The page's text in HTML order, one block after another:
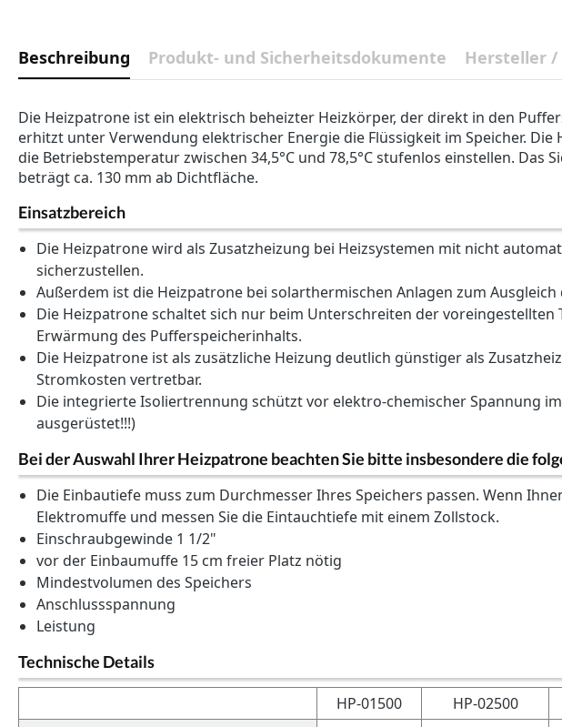
Beschreibung Produkt- und Sicherheitsdokumente Hersteller /
Die Heizpatrone ist ein elektrisch beheizter Heizkörper, der direkt in den
erhitzt unter Verwendung elektrischer Energie die Flüssigkeit im Speicher.
die Betriebstemperatur zwischen 34,5°C und 78,5°C stufenlos einstellen.
beträgt ca. 130 mm ab Dichtfläche.
Einsatzbereich
Die Heizpatrone wird als Zusatzheizung bei Heizsystemen mit nicht
sicherzustellen.
Außerdem ist die Heizpatrone bei solarthermischen Anlagen zum
Die Heizpatrone schaltet sich nur beim Unterschreiten der
Erwärmung des Pufferspeicherinhalts.
Die Heizpatrone ist als zusätzliche Heizung deutlich günstiger als
Stromkosten vertretbar.
Die integrierte Isoliertrennung schützt vor elektro-chemischer Spannung
ausgerüstet!!!)
Bei der Auswahl Ihrer Heizpatrone beachten Sie bitte insbesondere die
Die Einbautiefe muss zum Durchmesser Ihres Speichers passen. Wenn
Elektromuffe und messen Sie die Eintauchtiefe mit einem Zollstock.
Einschraubgewinde 1 1/2"
vor der Einbaumuffe 15 cm freier Platz nötig
Mindestvolumen des Speichers
Anschlussspannung
Leistung
Technische Details
HP-01500 HP-02500